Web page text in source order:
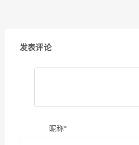
发表评论
昵称*